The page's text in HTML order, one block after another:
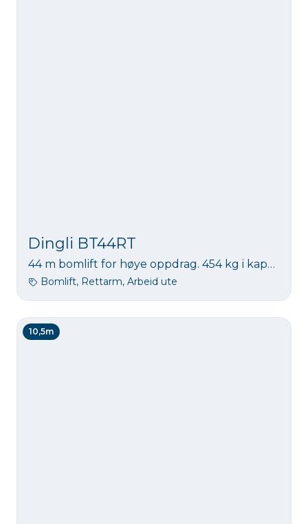
Dingli BT44RT
44 m bomlift for høye oppdrag. 454 kg i kapasitet i kurven.
Bomlift, Rettarm, Arbeid ute
10,5m